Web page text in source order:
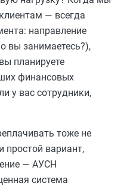
— всегда
направление
вы занимаетесь?),
планируете
финансовых
у вас сотрудники,
тоже не
простой вариант,
— АУСН
система